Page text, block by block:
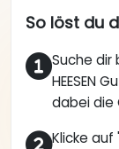
So löst du
Suche dir
HEESEN
dabei die
Klicke